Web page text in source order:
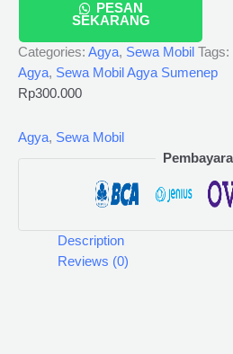
PESAN
SEKARANG
Categories: Agya, Sewa Mobil Tags:
Agya, Sewa Mobil Agya Sumenep
Rp300.000
Agya, Sewa Mobil
Description
Reviews (0)